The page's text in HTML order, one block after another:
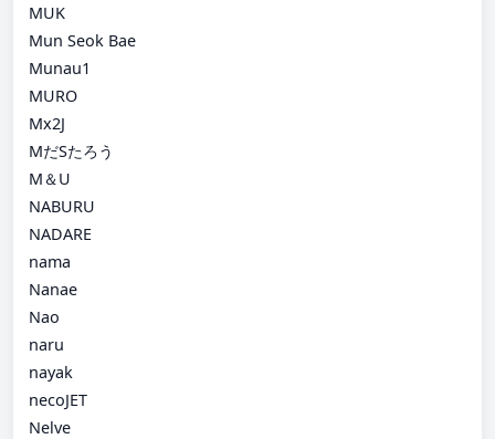
MUK
Mun Seok Bae
Munau1
MURO
Mx2J
MだSたろう
M＆U
NABURU
NADARE
nama
Nanae
Nao
naru
nayak
necoJET
Nelve